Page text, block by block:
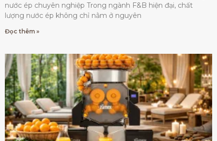
nước ép chuyên nghiệp Trong ngành F&B hiện đại, chất
lượng nước ép không chỉ nằm ở nguyên
Đọc thêm »